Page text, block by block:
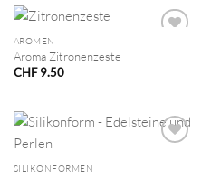
AROMEN
Aroma Zitronenzeste
CHF9.50
SILIKONFORMEN